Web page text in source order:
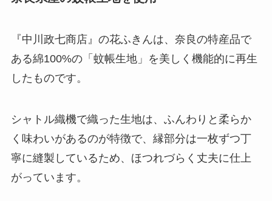
『中川政七商店』の花ふきんは、 奈良の特産品で
ある綿100%の「蚊帳生地」を美しく機能的に再生
したものです。
シャトル織機で織った生地は、ふんわりと柔らか
く味わいがあるのが特徴で、縁部分は一枚ずつ丁
寧に縫製しているため、ほつれづらく丈夫に仕上
がっています。